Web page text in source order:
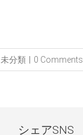
未分類 0 Comments
シェアSNS